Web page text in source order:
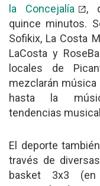
la Concejalía
,
quince minutos.
Sofikix, La Costa
LaCosta y
locales de
mezclarán música
hasta la
tendencias
El deporte
través de
basket 3x3 (en